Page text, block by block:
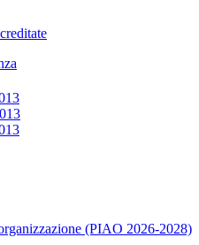
(PIAO 2026-2028)